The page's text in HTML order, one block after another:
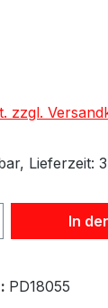
zzgl.
Lieferzeit:
Gib
In
PD18055